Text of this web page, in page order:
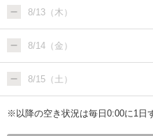
8/13（木）
8/14（金）
8/15（土）
※以降の空き状況は毎日0:00に1日